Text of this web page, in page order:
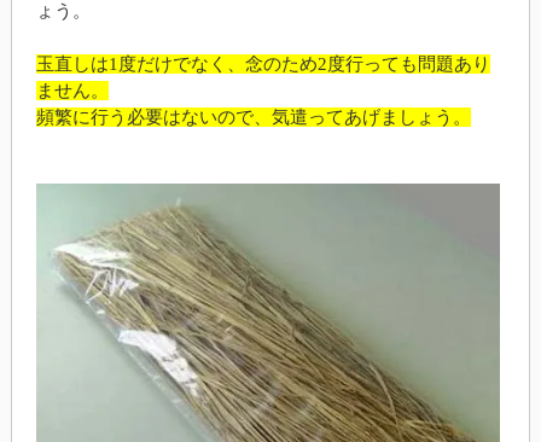
ょう。
玉直しは1度だけでなく、念のため2度行っても問題あり
ません。
頻繁に行う必要はないので、気遣ってあげましょう。